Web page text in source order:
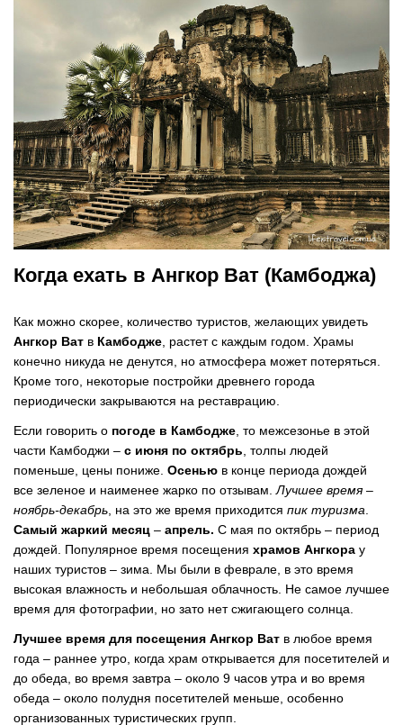
Когда ехать в Ангкор Ват (Камбоджа)
Как можно скорее, количество туристов, желающих увидеть
Ангкор Ват в Камбодже , растет с каждым годом. Храмы
конечно никуда не денутся, но атмосфера может потеряться.
Кроме того, некоторые постройки древнего города
периодически закрываются на реставрацию.
Если говорить о погоде в Камбодже , то межсезонье в этой
части Камбоджи – с июня по октябрь , толпы людей
поменьше, цены пониже. Осенью в конце периода дождей
все зеленое и наименее жарко по отзывам. Лучшее время –
ноябрь-декабрь , на это же время приходится пик туризма
Самый жаркий месяц – апрель. С мая по октябрь – период
дождей. Популярное время посещения храмов Ангкора у
наших туристов – зима. Мы были в феврале, в это время
высокая влажность и небольшая облачность. Не самое лучшее
время для фотографии, но зато нет сжигающего солнца.
Лучшее время для посещения Ангкор Ват в любое время
года – раннее утро, когда храм открывается для посетителей и
до обеда, во время завтра – около 9 часов утра и во время
обеда – около полудня посетителей меньше, особенно
организованных туристических групп.